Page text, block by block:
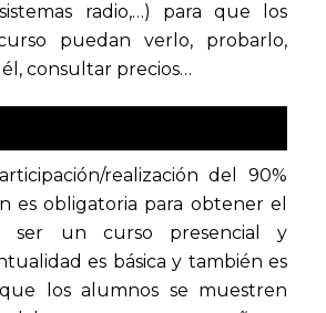
radio,…) para que los
puedan verlo, probarlo,
consultar precios…
realización del 90%
es obligatoria para obtener el
ser un curso presencial y
es básica y también es
los alumnos se muestren